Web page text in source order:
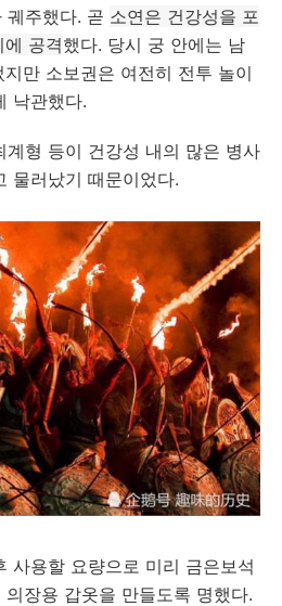
궤주했다. 곧 소연은 건강성을 포
공격했다. 당시 궁 안에는 남
만 소보권은 여전히 전투 놀이
낙관했다.
계형 등이 건강성 내의 많은 병사
물러났기 때문이었다.
사용할 요량으로 미리 금은보석
장용 갑옷을 만들도록 명했다.